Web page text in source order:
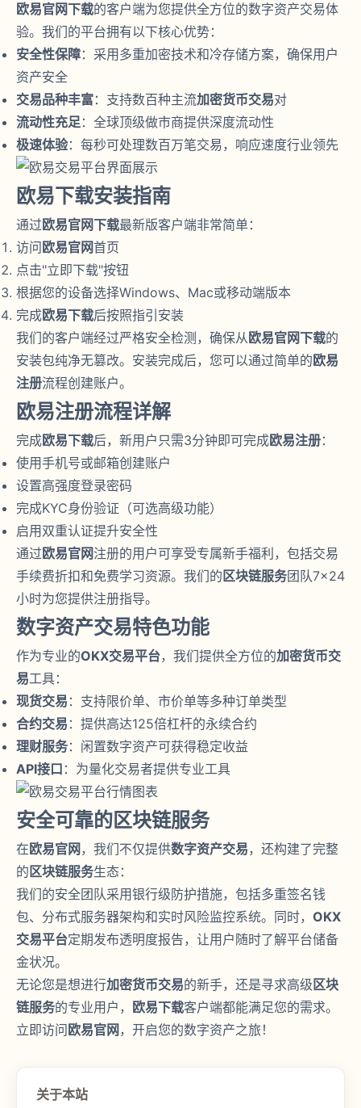
欧易官网下载的客户端为您提供全方位的数字资产交易体
验。我们的平台拥有以下核心优势：
安全性保障：采用多重加密技术和冷存储方案，确保用户
资产安全
交易品种丰富：支持数百种主流加密货币交易对
流动性充足：全球顶级做市商提供深度流动性
极速体验：每秒可处理数百万笔交易，响应速度行业领先
欧易下载安装指南
通过 欧易官网下载最新版客户端非常简单：
访问 欧易官网首页
点击"立即下载"按钮
根据您的设备选择Windows、Mac或移动端版本
完成欧易下载后按照指引安装
我们的客户端经过严格安全检测，确保从 欧易官网下载的
安装包纯净无篡改。安装完成后，您可以通过简单的 欧易
注册流程创建账户。
欧易注册流程详解
完成欧易下载后，新用户只需3分钟即可完成欧易注册：
使用手机号或邮箱创建账户
设置高强度登录密码
完成KYC身份验证（可选高级功能）
启用双重认证提升安全性
通过 欧易官网注册的用户可享受专属新手福利，包括交易
手续费折扣和免费学习资源。我们的 区块链服务团队7×24
小时为您提供注册指导。
数字资产交易特色功能
作为专业的OKX交易平台，我们提供全方位的加密货币交
易工具：
现货交易 ：支持限价单、市价单等多种订单类型
合约交易 ：提供高达125倍杠杆的永续合约
理财服务：闲置数字资产可获得稳定收益
API接口 ：为量化交易者提供专业工具
安全可靠的区块链服务
在 欧易官网 ，我们不仅提供数字资产交易，还构建了完整
的 区块链服务生态：
我们的安全团队采用银行级防护措施，包括多重签名钱
包、分布式服务器架构和实时风险监控系统。同时， OKX
交易平台定期发布透明度报告，让用户随时了解平台储备
金状况。
无论您是想进行加密货币交易的新手，还是寻求高级 区块
链服务的专业用户， 欧易下载客户端都能满足您的需求。
立即访问 欧易官网 ，开启您的数字资产之旅！
关于本站